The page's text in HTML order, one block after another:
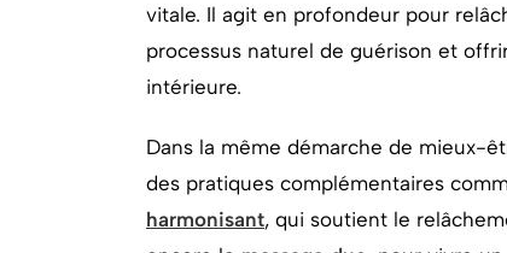
vitale. Il agit en profondeur pour
processus naturel de guérison et
intérieure.
Dans la même démarche de mieux-
des pratiques complémentaires
harmonisant, qui soutient le